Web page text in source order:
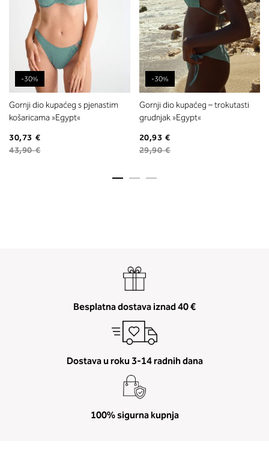
-30%
Gornji dio kupaćeg s pjenastim
košaricama »Egypt«
30,73 €
43,90 €
-30%
Gornji dio kupaćeg – trokutasti
grudnjak »Egypt«
20,93 €
29,90 €
Besplatna dostava iznad 40 €
Dostava u roku 3-14 radnih dana
100% sigurna kupnja